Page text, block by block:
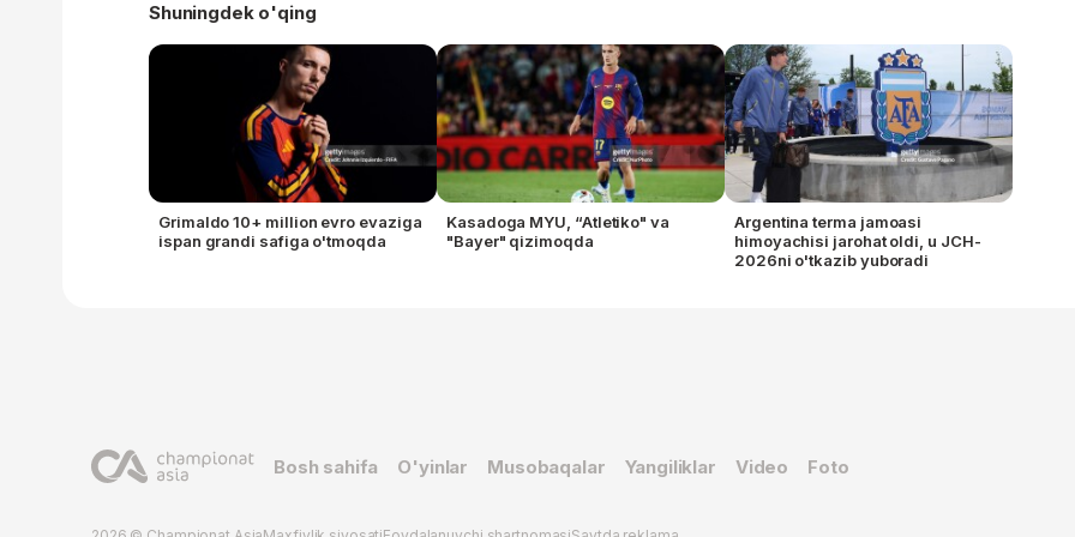
Shuningdek o'qing
Grimaldo 10+ million evro evaziga
ispan grandi safiga o'tmoqda
Kasadoga MYU, “Atletiko" va
"Bayer" qizimoqda
Argentina terma jamoasi
himoyachisi jarohat oldi, u JCH-
2026ni o'tkazib yuboradi
Bosh sahifa O'yinlar Musobaqalar Yangiliklar Video Foto